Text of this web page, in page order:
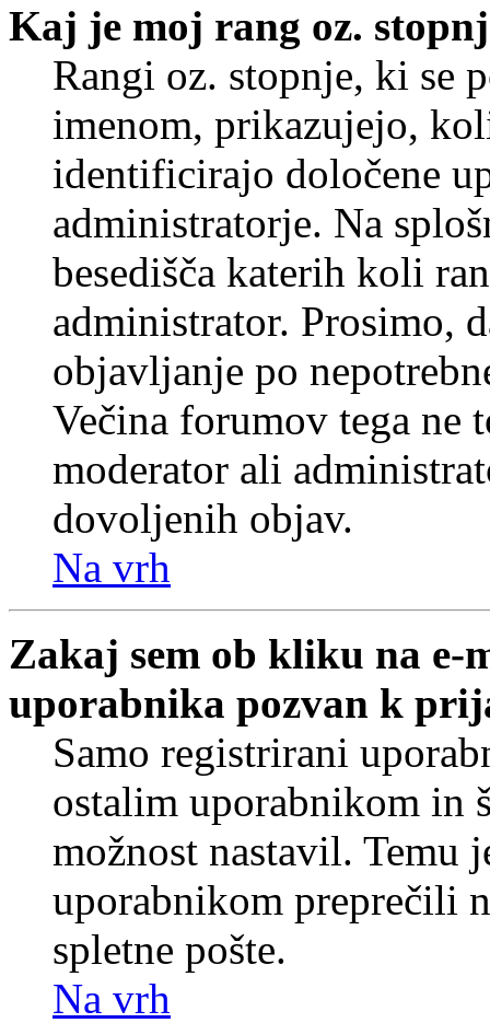
Kaj je moj rang oz.
Rangi oz. stopnje, ki se
imenom, prikazujejo,
identificirajo določene
administratorje. Na
besedišča katerih koli
administrator. Prosimo,
objavljanje po
Večina forumov tega ne
moderator ali
dovoljenih objav.
Na vrh
Zakaj sem ob kliku na e-
uporabnika pozvan k
Samo registrirani
ostalim uporabnikom in
možnost nastavil. Temu
uporabnikom preprečili
spletne pošte.
Na vrh